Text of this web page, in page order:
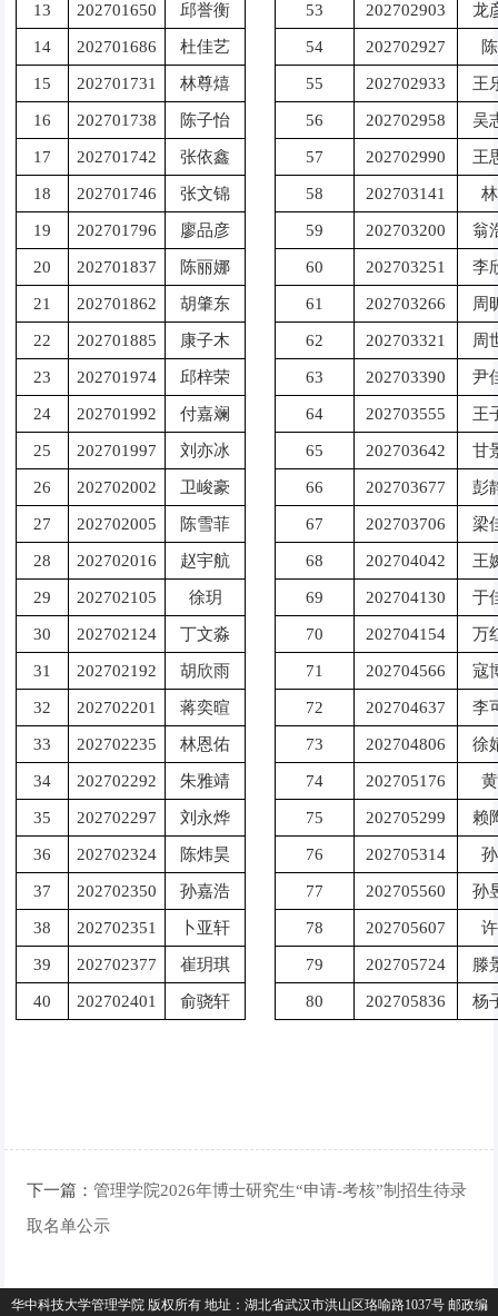
13 202701650 邱誉衡 53 202702903 龙
14 202701686 杜佳艺 54 202702927
15 202701731 林尊熺 55 202702933 王
16 202701738 陈子怡 56 202702958 吴
17 202701742 张依鑫 57 202702990 王
18 202701746 张文锦 58 202703141
19 202701796 廖品彦 59 202703200 翁
20 202701837 陈丽娜 60 202703251 李
21 202701862 胡肇东 61 202703266 周
22 202701885 康子木 62 202703321 周
23 202701974 邱梓荣 63 202703390 尹
24 202701992 付嘉斓 64 202703555 王
25 202701997 刘亦冰 65 202703642 甘
26 202702002 卫峻豪 66 202703677 彭
27 202702005 陈雪菲 67 202703706 梁
28 202702016 赵宇航 68 202704042 王
29 202702105 徐玥 69 202704130 于
30 202702124 丁文淼 70 202704154 万
31 202702192 胡欣雨 71 202704566 寇
32 202702201 蒋奕暄 72 202704637 李
33 202702235 林恩佑 73 202704806 徐
34 202702292 朱雅靖 74 202705176
35 202702297 刘永烨 75 202705299 赖
36 202702324 陈炜昊 76 202705314
37 202702350 孙嘉浩 77 202705560 孙
38 202702351 卜亚轩 78 202705607
39 202702377 崔玥琪 79 202705724 滕
40 202702401 俞骁轩 80 202705836 杨
下一篇：管理学院2026年博士研究生“申请-考核”制招生待录
取名单公示
华中科技大学管理学院 版权所有 地址：湖北省武汉市洪山区珞喻路1037号 邮政编